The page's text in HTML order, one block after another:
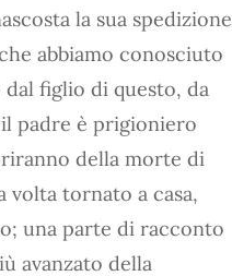
la sua spedizione
abbiamo conosciuto
dal figlio di questo, da
padre è prigioniero
della morte di
volta tornato a casa,
una parte di racconto
avanzato della